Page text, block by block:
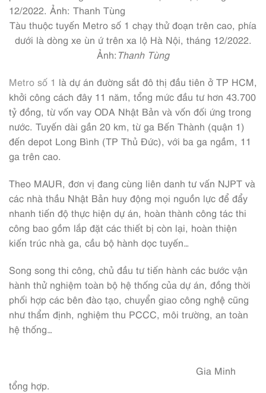
Tàu thuộc tuyến Metro số 1 chạy thử đoạn trên cao, phía
dưới là dòng xe ùn ứ trên xa lộ Hà Nội, tháng 12/2022.
Ảnh: Thanh Tùng
Metro số 1 là dự án đường sắt đô thị đầu tiên ở TP HCM,
khởi công cách đây 11 năm, tổng mức đầu tư hơn 43.700
tỷ đồng, từ vốn vay ODA Nhật Bản và vốn đối ứng trong
nước. Tuyến dài gần 20 km, từ ga Bến Thành (quận 1)
đến depot Long Bình (TP Thủ Đức), với ba ga ngầm, 11
ga trên cao.
Theo MAUR, đơn vị đang cùng liên danh tư vấn NJPT và
các nhà thầu Nhật Bản huy động mọi nguồn lực để đẩy
nhanh tiến độ thực hiện dự án, hoàn thành công tác thi
công bao gồm lắp đặt các thiết bị còn lại, hoàn thiện
kiến trúc nhà ga, cầu bộ hành dọc tuyến…
Song song thi công, chủ đầu tư tiến hành các bước vận
hành thử nghiệm toàn bộ hệ thống của dự án, đồng thời
phối hợp các bên đào tạo, chuyển giao công nghệ cũng
như thẩm định, nghiệm thu PCCC, môi trường, an toàn
hệ thống…
Gia Minh
tổng hợp.